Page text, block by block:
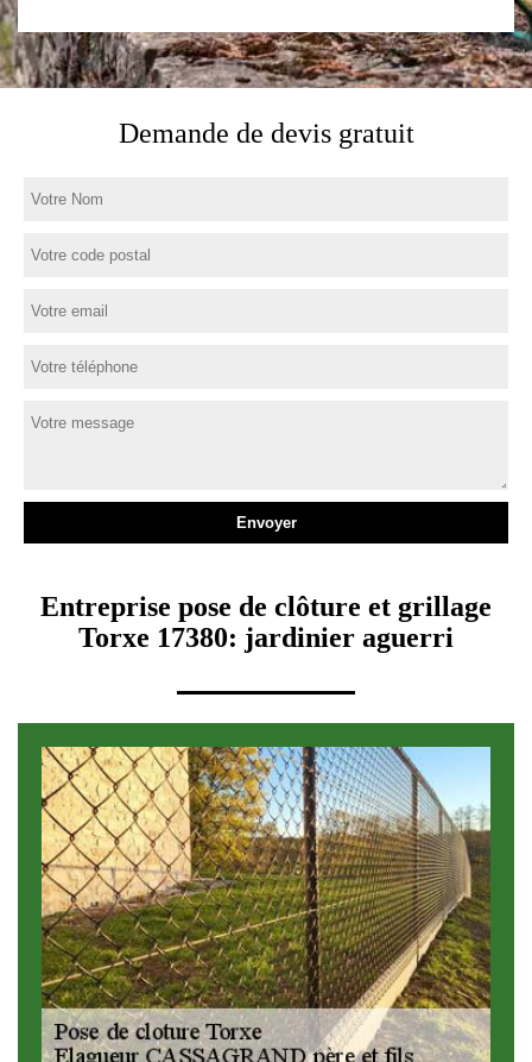
Demande de devis gratuit
Entreprise pose de clôture et grillage
Torxe 17380: jardinier aguerri